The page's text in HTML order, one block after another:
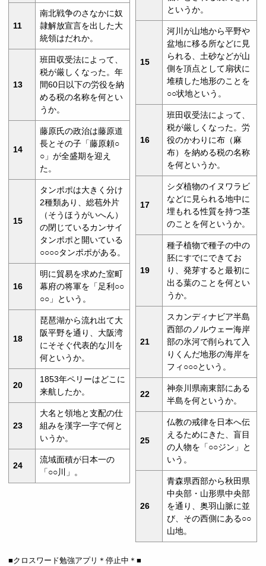
11
南北戦争のさなかに奴
隷解放宣言を出した大
統領はだれか。
13
班田収受法によって、
税が厳しくなった。年
間60日以下の労役を納
める税の名称を何とい
うか。
14
藤原氏の政治は藤原道
長とその子「藤原頼○
○」が全盛期を迎え
た。
15
タンポポは大きく分け
2種類あり、総苞外片
（そうほうがいへん）
の閉じているカンサイ
タンポポと開いている
○○○○タンポポがある。
16
明に貿易を求めた室町
幕府の将軍を「足利○○
○○」という。
18
琵琶湖から流れ出て大
阪平野を通り、大阪湾
にそそぐ代表的な川を
何というか。
20
1853年ペリーはどこに
来航したか。
23
大名と領地と支配の仕
組みを漢字一字で何と
いうか。
24
流域面積が日本一の
「○○川」。
というか。
15
河川が山地から平野や
盆地に移る所などに見
られる、土砂などが山
側を頂点として扇状に
堆積した地形のことを
○○状地という。
16
班田収受法によって、
税が厳しくなった。労
役のかわりに布（麻
布）を納める税の名称
を何というか。
17
シダ植物のイヌワラビ
などに見られる地中に
埋もれる性質を持つ茎
のことを何というか。
19
種子植物で種子の中の
胚にすでにできてお
り、発芽すると最初に
出る葉のことを何とい
うか。
21
スカンディナビア半島
西部のノルウェー海岸
部の氷河で削られて入
りくんだ地形の海岸を
フィ○○○という。
22
神奈川県南東部にある
半島を何というか。
25
仏教の戒律を日本へ伝
えるためにきた、盲目
の人物を「○○ジン」と
いう。
26
青森県西部から秋田県
中央部・山形県中央部
を通り、奥羽山脈に並
び、その西側にある○○
山地。
■クロスワード勉強アプリ＊停止中＊■